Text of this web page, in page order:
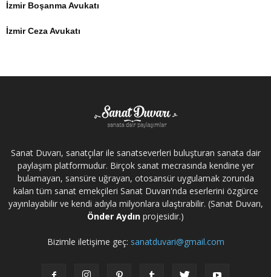
İzmir Boşanma Avukatı
İzmir Ceza Avukatı
Sanat Duvarı, sanatçılar ile sanatseverleri buluşturan sanata dair
paylaşım platformudur. Birçok sanat mecrasında kendine yer
bulamayan, sansüre uğrayan, otosansür uygulamak zorunda
kalan tüm sanat emekçileri Sanat Duvarı'nda eserlerini özgürce
yayınlayabilir ve kendi adıyla milyonlara ulaştırabilir. (Sanat Duvarı,
Önder Aydın projesidir.)
Bizimle iletişime geç: sanatduvari@gmail.com